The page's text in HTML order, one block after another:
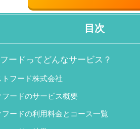
目次
ードってどんなサービス？
フード株式会社
ードのサービス概要
ードの利用料金とコース一覧